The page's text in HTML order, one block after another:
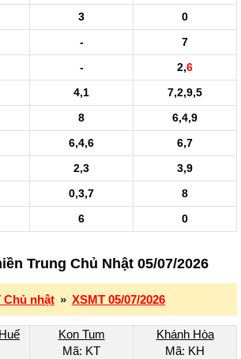
3
0
-
7
- 2,6
4,1
7,2,9,5
8
6,4,9
6,4,6
6,7
2,3
3,9
0,3,7
8
6 0
Trung Chủ Nhật 05/07/2026
Chủ nhật » XSMT 05/07/2026
Kon Tum
Mã: KT
Khánh Hòa
Mã: KH